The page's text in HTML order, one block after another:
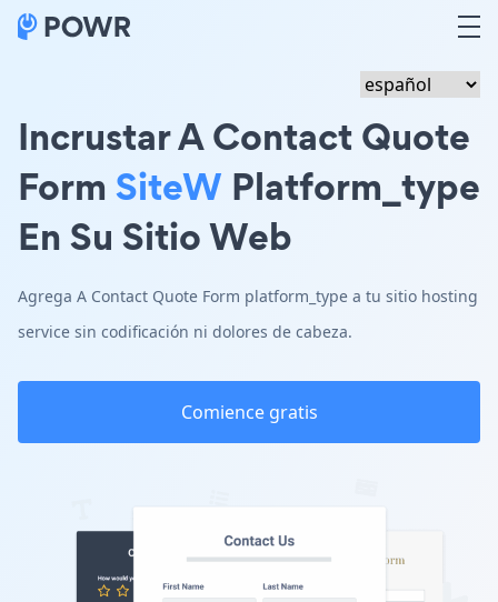
Incrustar A Contact Quote
Form SiteW Platform_type
En Su Sitio Web
Agrega A Contact Quote Form platform_type a tu sitio hosting
service sin codificación ni dolores de cabeza.
Comience gratis